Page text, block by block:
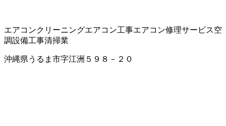
エアコンクリーニングエアコン工事エアコン修理サービス空
調設備工事清掃業
沖縄県うるま市字江洲５９８－２０